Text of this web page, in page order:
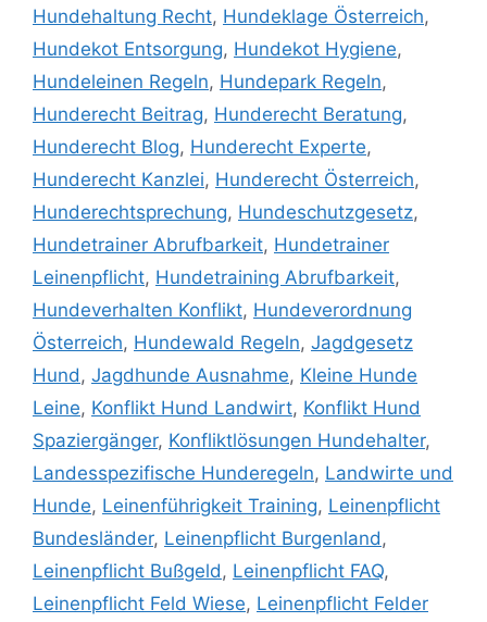
Hundehaltung Recht, Hundeklage Österreich,
Hundekot Entsorgung, Hundekot Hygiene,
Hundeleinen Regeln, Hundepark Regeln,
Hunderecht Beitrag, Hunderecht Beratung,
Hunderecht Blog, Hunderecht Experte,
Hunderecht Kanzlei, Hunderecht Österreich,
Hunderechtsprechung, Hundeschutzgesetz,
Hundetrainer Abrufbarkeit, Hundetrainer
Leinenpflicht, Hundetraining Abrufbarkeit,
Hundeverhalten Konflikt, Hundeverordnung
Österreich, Hundewald Regeln, Jagdgesetz
Hund, Jagdhunde Ausnahme, Kleine Hunde
Leine, Konflikt Hund Landwirt, Konflikt Hund
Spaziergänger, Konfliktlösungen Hundehalter,
Landesspezifische Hunderegeln, Landwirte und
Hunde, Leinenführigkeit Training, Leinenpflicht
Bundesländer, Leinenpflicht Burgenland,
Leinenpflicht Bußgeld, Leinenpflicht FAQ,
Leinenpflicht Feld Wiese, Leinenpflicht Felder